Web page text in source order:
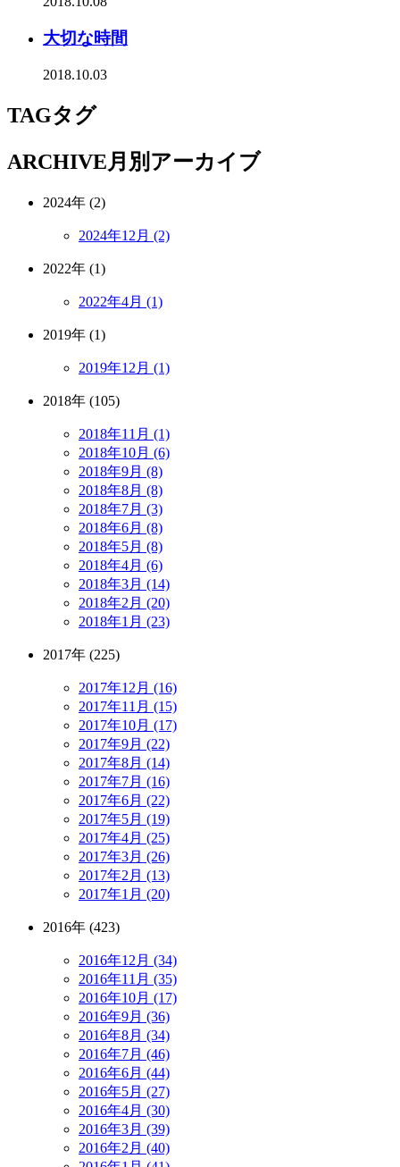
大切な時間
2018.10.03
TAGタグ
ARCHIVE月別アーカイブ
2024年 (2)
2024年12月 (2)
2022年 (1)
2022年4月 (1)
2019年 (1)
2019年12月 (1)
2018年 (105)
2018年11月 (1)
2018年10月 (6)
2018年9月 (8)
2018年8月 (8)
2018年7月 (3)
2018年6月 (8)
2018年5月 (8)
2018年4月 (6)
2018年3月 (14)
2018年2月 (20)
2018年1月 (23)
2017年 (225)
2017年12月 (16)
2017年11月 (15)
2017年10月 (17)
2017年9月 (22)
2017年8月 (14)
2017年7月 (16)
2017年6月 (22)
2017年5月 (19)
2017年4月 (25)
2017年3月 (26)
2017年2月 (13)
2017年1月 (20)
2016年 (423)
2016年12月 (34)
2016年11月 (35)
2016年10月 (17)
2016年9月 (36)
2016年8月 (34)
2016年7月 (46)
2016年6月 (44)
2016年5月 (27)
2016年4月 (30)
2016年3月 (39)
2016年2月 (40)